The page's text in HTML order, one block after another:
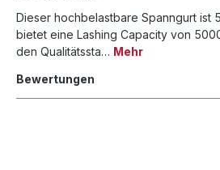
Dieser hochbelastbare Spanngurt ist
bietet eine Lashing Capacity von
den Qualitätssta… Mehr
Bewertungen